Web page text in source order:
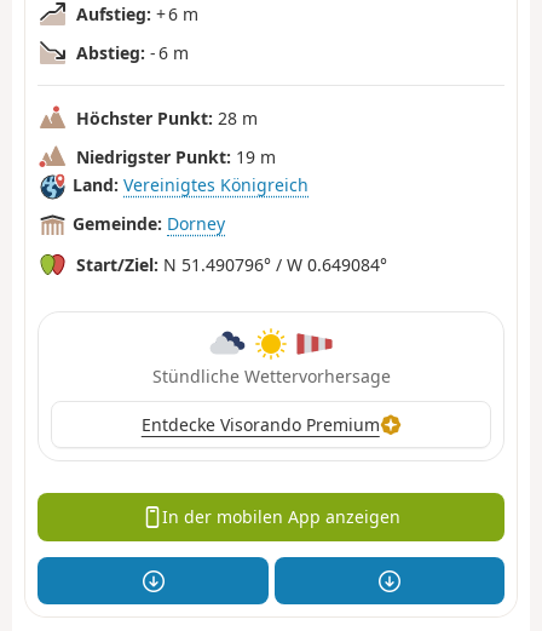
Aufstieg: + 6 m
Abstieg: - 6 m
Höchster Punkt: 28 m
Niedrigster Punkt: 19 m
Land: Vereinigtes Königreich
Gemeinde: Dorney
Start/Ziel: N 51.490796° / W 0.649084°
Stündliche Wettervorhersage
Entdecke Visorando Premium
In der mobilen App anzeigen